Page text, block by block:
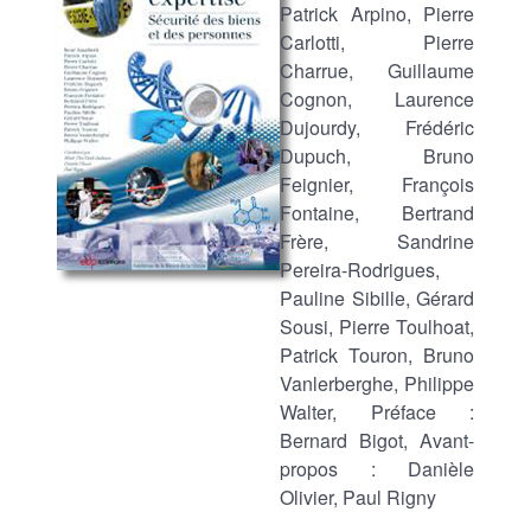
Patrick Arpino, Pierre
Carlotti, Pierre
Charrue, Guillaume
Cognon, Laurence
Dujourdy, Frédéric
Dupuch, Bruno
Feignier, François
Fontaine, Bertrand
Frère, Sandrine
Pereira-Rodrigues,
Pauline Sibille, Gérard
Sousi, Pierre Toulhoat,
Patrick Touron, Bruno
Vanlerberghe, Philippe
Walter, Préface :
Bernard Bigot, Avant-
propos : Danièle
Olivier, Paul Rigny